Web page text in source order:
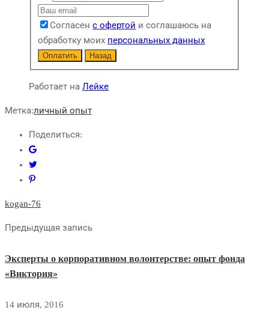
Согласенс офертой
обработку моих персональных данных
Оплатить Назад
Работает на Лейке
Метка:личный опыт
Поделиться:
kogan-76
Предыдущая запись
Эксперты о корпоративном волонтерстве: опыт фонда
«Виктория»
14 июля, 2016